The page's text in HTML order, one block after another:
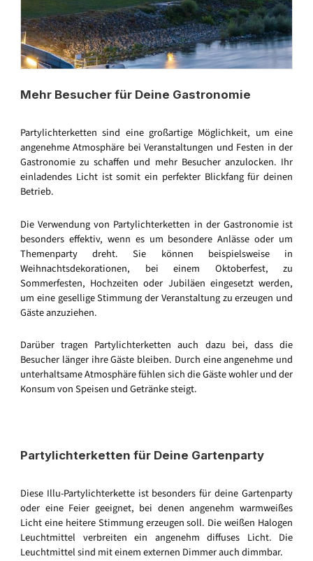
Mehr Besucher für Deine Gastronomie
Partylichterketten sind eine großartige Möglichkeit, um eine
angenehme Atmosphäre bei Veranstaltungen und Festen in der
Gastronomie zu schaffen und mehr Besucher anzulocken. Ihr
einladendes Licht ist somit ein perfekter Blickfang für deinen
Betrieb.
Die Verwendung von Partylichterketten in der Gastronomie ist
besonders effektiv, wenn es um besondere Anlässe oder um
Themenparty dreht. Sie können beispielsweise in
Weihnachtsdekorationen, bei einem Oktoberfest, zu
Sommerfesten, Hochzeiten oder Jubiläen eingesetzt werden,
um eine gesellige Stimmung der Veranstaltung zu erzeugen und
Gäste anzuziehen.
Darüber tragen Partylichterketten auch dazu bei, dass die
Besucher länger ihre Gäste bleiben. Durch eine angenehme und
unterhaltsame Atmosphäre fühlen sich die Gäste wohler und der
Konsum von Speisen und Getränke steigt.
Partylichterketten für Deine Gartenparty
Diese Illu-Partylichterkette ist besonders für deine Gartenparty
oder eine Feier geeignet, bei denen angenehm warmweißes
Licht eine heitere Stimmung erzeugen soll. Die weißen Halogen
Leuchtmittel verbreiten ein angenehm diffuses Licht. Die
Leuchtmittel sind mit einem externen Dimmer auch dimmbar.